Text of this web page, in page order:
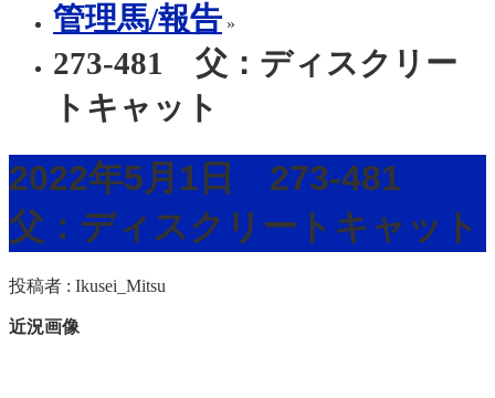
管理馬/報告 »
273-481 父：ディスクリー
トキャット
2022年5月1日 273-481
父：ディスクリートキャット
投稿者 : Ikusei_Mitsu
近況画像